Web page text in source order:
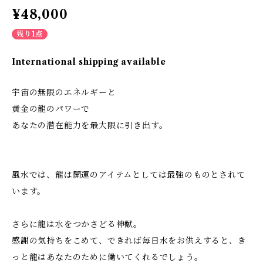
¥48,000
残り1点
International shipping available
宇宙の無限のエネルギーと
黄金の龍のパワーで
あなたの潜在能力を最大限に引き出す。
風水では、龍は開運のアイテムとしては最強のものとされて
います。
さらに龍は水をつかさどる神獣。
感謝の気持ちをこめて、できれば毎日水をお供えすると、き
っと龍はあなたのために働いてくれるでしょう。